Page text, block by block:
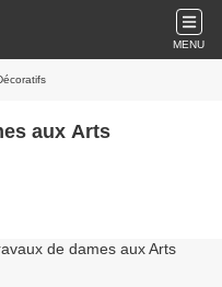
MENU
aux Arts